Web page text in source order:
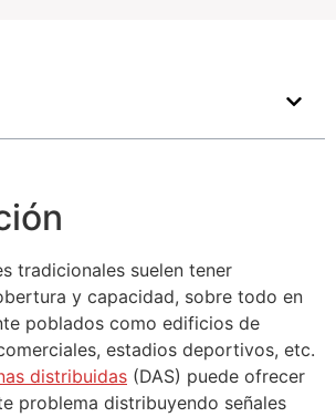
tradicionales suelen tener
y capacidad, sobre todo en
poblados como edificios de
estadios deportivos, etc.
distribuidas (DAS) puede ofrecer
problema distribuyendo señales